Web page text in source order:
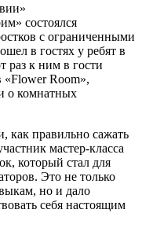
состоялся
с ограниченными
в гостях у ребят в
раз к ним в гости
«Flower Room»,
о комнатных
как правильно сажать
мастер-класса
который стал для
Это не только
но и дало
себя настоящим